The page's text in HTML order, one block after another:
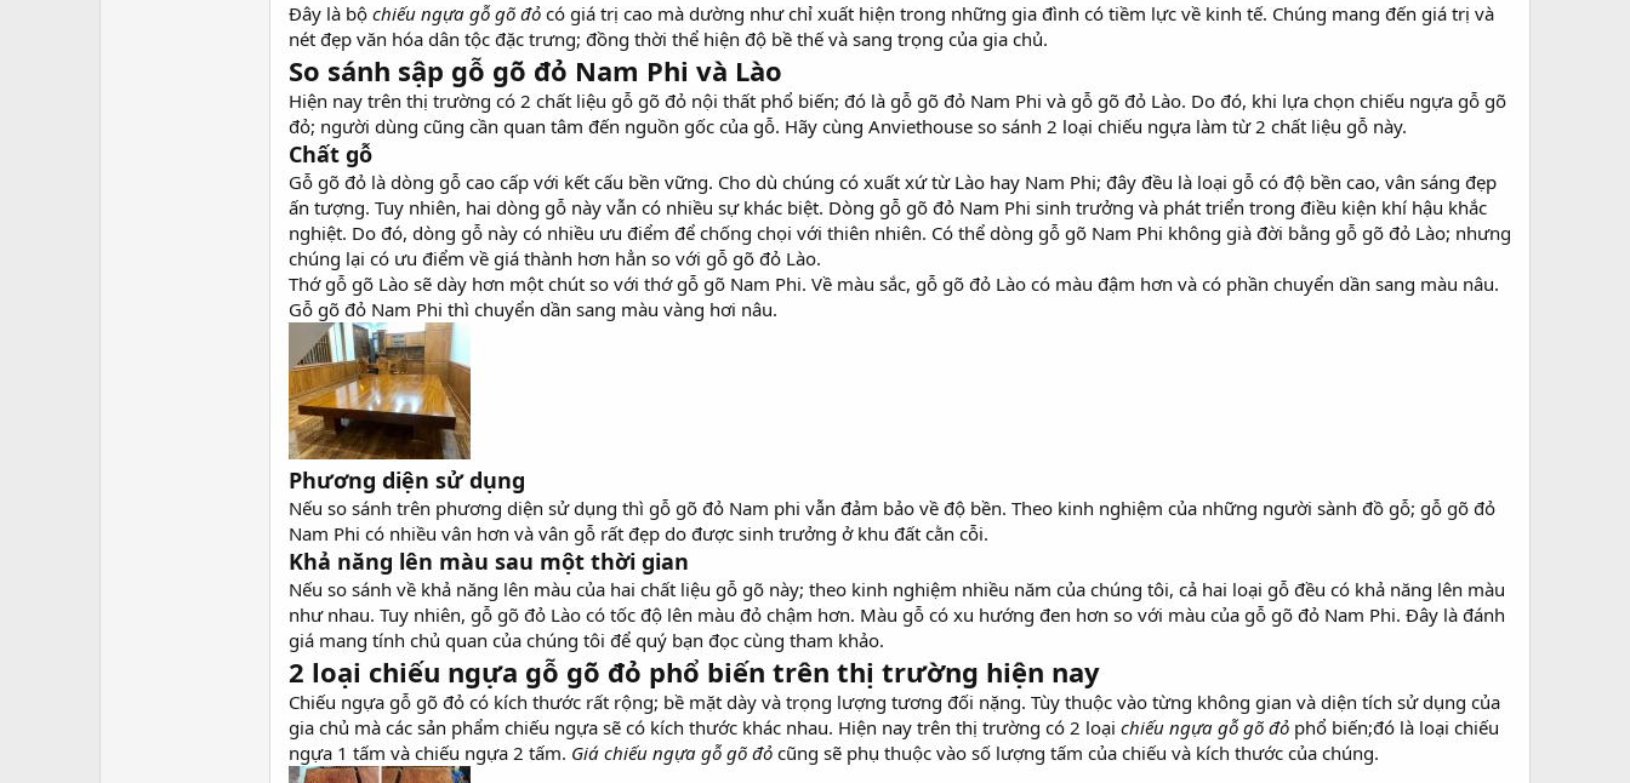
Đây là bộ chiếu ngựa gỗ gõ đỏ có giá trị cao mà dường như chỉ xuất hiện trong những gia đình có tiềm lực về kinh tế. Chúng mang đến giá trị và
nét đẹp văn hóa dân tộc đặc trưng; đồng thời thể hiện độ bề thế và sang trọng của gia chủ.
So sánh sập gỗ gõ đỏ Nam Phi và Lào
Hiện nay trên thị trường có 2 chất liệu gỗ gõ đỏ nội thất phổ biến; đó là gỗ gõ đỏ Nam Phi và gỗ gõ đỏ Lào. Do đó, khi lựa chọn chiếu ngựa gỗ gõ
đỏ; người dùng cũng cần quan tâm đến nguồn gốc của gỗ. Hãy cùng Anviethouse so sánh 2 loại chiếu ngựa làm từ 2 chất liệu gỗ này.
Chất gỗ
Gỗ gõ đỏ là dòng gỗ cao cấp với kết cấu bền vững. Cho dù chúng có xuất xứ từ Lào hay Nam Phi; đây đều là loại gỗ có độ bền cao, vân sáng đẹp
ấn tượng. Tuy nhiên, hai dòng gỗ này vẫn có nhiều sự khác biệt. Dòng gỗ gõ đỏ Nam Phi sinh trưởng và phát triển trong điều kiện khí hậu khắc
nghiệt. Do đó, dòng gỗ này có nhiều ưu điểm để chống chọi với thiên nhiên. Có thể dòng gỗ gõ Nam Phi không già đời bằng gỗ gõ đỏ Lào; nhưng
chúng lại có ưu điểm về giá thành hơn hẳn so với gỗ gõ đỏ Lào.
Thớ gỗ gõ Lào sẽ dày hơn một chút so với thớ gỗ gõ Nam Phi. Về màu sắc, gỗ gõ đỏ Lào có màu đậm hơn và có phần chuyển dần sang màu nâu.
Gỗ gõ đỏ Nam Phi thì chuyển dần sang màu vàng hơi nâu.
Phương diện sử dụng
Nếu so sánh trên phương diện sử dụng thì gỗ gõ đỏ Nam phi vẫn đảm bảo về độ bền. Theo kinh nghiệm của những người sành đồ gỗ; gỗ gõ đỏ
Nam Phi có nhiều vân hơn và vân gỗ rất đẹp do được sinh trưởng ở khu đất cằn cỗi.
Khả năng lên màu sau một thời gian
Nếu so sánh về khả năng lên màu của hai chất liệu gỗ gõ này; theo kinh nghiệm nhiều năm của chúng tôi, cả hai loại gỗ đều có khả năng lên màu
như nhau. Tuy nhiên, gỗ gõ đỏ Lào có tốc độ lên màu đỏ chậm hơn. Màu gỗ có xu hướng đen hơn so với màu của gỗ gõ đỏ Nam Phi. Đây là đánh
giá mang tính chủ quan của chúng tôi để quý bạn đọc cùng tham khảo.
2 loại chiếu ngựa gỗ gõ đỏ phổ biến trên thị trường hiện nay
Chiếu ngựa gỗ gõ đỏ có kích thước rất rộng; bề mặt dày và trọng lượng tương đối nặng. Tùy thuộc vào từng không gian và diện tích sử dụng của
gia chủ mà các sản phẩm chiếu ngựa sẽ có kích thước khác nhau. Hiện nay trên thị trường có 2 loại chiếu ngựa gỗ gõ đỏ phổ biến;đó là loại chiếu
ngựa 1 tấm và chiếu ngựa 2 tấm. Giá chiếu ngựa gỗ gõ đỏ cũng sẽ phụ thuộc vào số lượng tấm của chiếu và kích thước của chúng.